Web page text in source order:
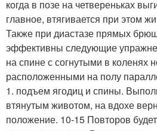
когда в позе на четвереньках
главное, втягивается при этом
Также при диастазе прямых
эффективны следующие
на спине с согнутыми в коленях
расположенными на полу
1. подъем ягодиц и спины.
втянутым животом, на вдохе
положение. 10-15 Повторов